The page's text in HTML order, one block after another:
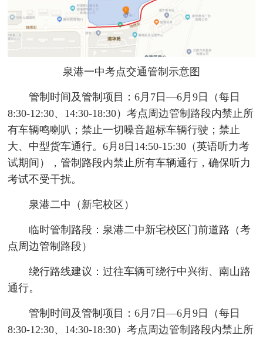
泉港一中考点交通管制示意图
管制时间及管制项目：6月7日—6月9日（每日
8:30-12:30、14:30-18:30）考点周边管制路段内禁止所
有车辆鸣喇叭；禁止一切噪音超标车辆行驶；禁止
大、中型货车通行。6月8日14:50-15:30（英语听力考
试期间），管制路段内禁止所有车辆通行，确保听力
考试不受干扰。
泉港二中（新宅校区）
临时管制路段：泉港二中新宅校区门前道路（考
点周边管制路段）
绕行路线建议：过往车辆可绕行中兴街、南山路
通行。
管制时间及管制项目：6月7日—6月9日（每日
8:30-12:30、14:30-18:30）考点周边管制路段内禁止所